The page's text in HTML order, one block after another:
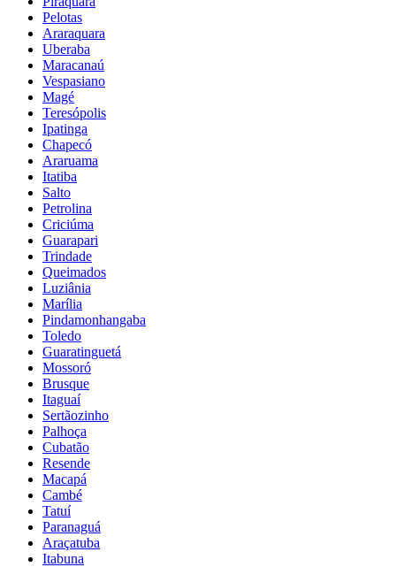
Pelotas
Araraquara
Uberaba
Maracanaú
Vespasiano
Magé
Teresópolis
Ipatinga
Chapecó
Araruama
Itatiba
Salto
Petrolina
Criciúma
Guarapari
Trindade
Queimados
Luziânia
Marília
Pindamonhangaba
Toledo
Guaratinguetá
Mossoró
Brusque
Itaguaí
Sertãozinho
Palhoça
Cubatão
Resende
Macapá
Cambé
Tatuí
Paranaguá
Araçatuba
Itabuna